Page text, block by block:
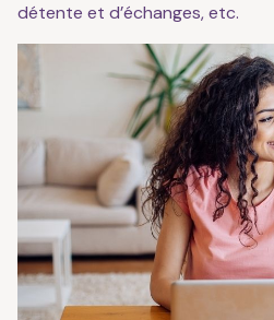
détente et d’échanges, etc.